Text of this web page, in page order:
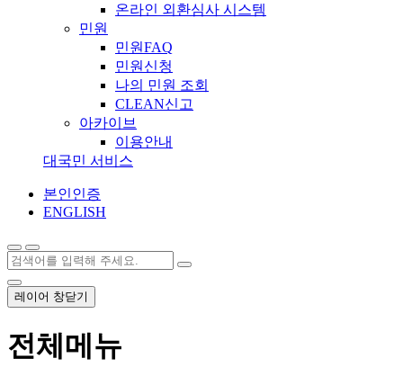
온라인 외환심사 시스템
민원
민원FAQ
민원신청
나의 민원 조회
CLEAN신고
아카이브
이용안내
대국민 서비스
본인인증
ENGLISH
레이어 창닫기
전체메뉴